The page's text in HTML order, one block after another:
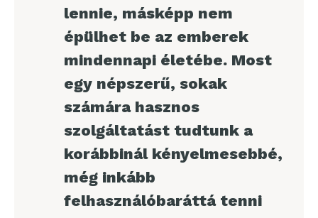
lennie, másképp nem
épülhet be az emberek
mindennapi életébe. Most
egy népszerű, sokak
számára hasznos
szolgáltatást tudtunk a
korábbinál kényelmesebbé,
még inkább
felhasználóbaráttá tenni